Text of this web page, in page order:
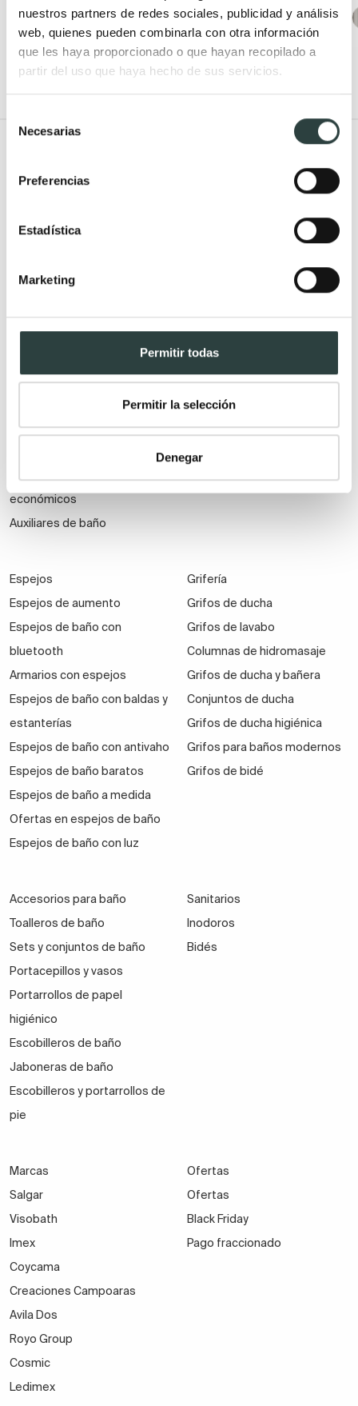
nuestros partners de redes sociales, publicidad y análisis
web, quienes pueden combinarla con otra información
que les haya proporcionado o que hayan recopilado a
partir del uso que haya hecho de sus servicios.
Necesarias
Preferencias
Estadística
Marketing
Permitir todas
Permitir la selección
Denegar
−32%
Muebles de baño
Muebles de baño rústicos y
Muebles de baño vintage y
Mueble de baño de madera
Muebles de baño fondo
Muebles de baño
económicos
Auxiliares de baño
Lavabos sobre encimera
Lavabos pedestal
Lavabos encastrados
Lavabos suspendidos
Lavabos dobles
Espejos
Espejos de aumento
Espejos de baño con
bluetooth
Armarios con espejos
Espejos de baño con baldas y
estanterías
Espejos de baño con antivaho
Espejos de baño baratos
Espejos de baño a medida
Ofertas en espejos de baño
Espejos de baño con luz
Grifería
Grifos de ducha
Grifos de lavabo
Columnas de hidromasaje
Grifos de ducha y bañera
Conjuntos de ducha
Grifos de ducha higiénica
Grifos para baños modernos
Grifos de bidé
Accesorios para baño
Toalleros de baño
Sets y conjuntos de baño
Portacepillos y vasos
Portarrollos de papel
higiénico
Escobilleros de baño
Jaboneras de baño
Escobilleros y portarrollos de
pie
Sanitarios
Inodoros
Bidés
Marcas
Salgar
Visobath
Imex
Coycama
Creaciones Campoaras
Avila Dos
Royo Group
Cosmic
Ledimex
Ofertas
Ofertas
Black Friday
Pago fraccionado